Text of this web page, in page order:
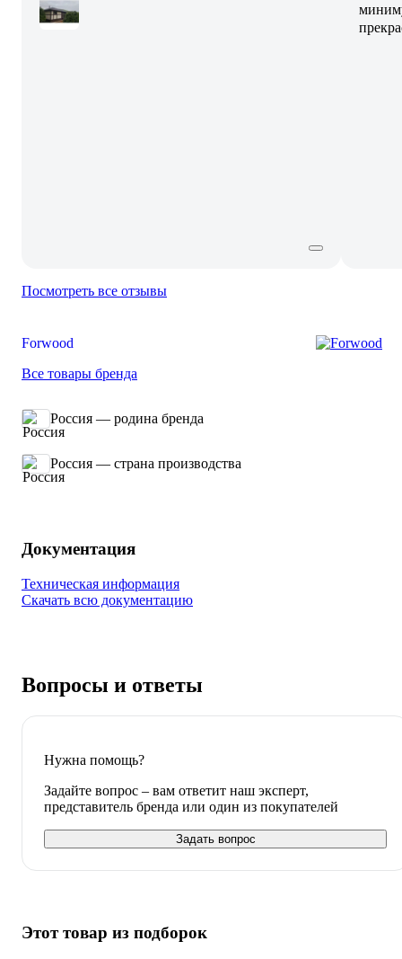
Посмотреть все отзывы
Forwood
Все товары бренда
Россия — родина бренда
Россия — страна производства
Документация
Техническая информация
Скачать всю документацию
Вопросы и ответы
Нужна помощь?
Задайте вопрос – вам ответит наш эксперт,
представитель бренда или один из покупателей
Задать вопрос
Этот товар из подборок